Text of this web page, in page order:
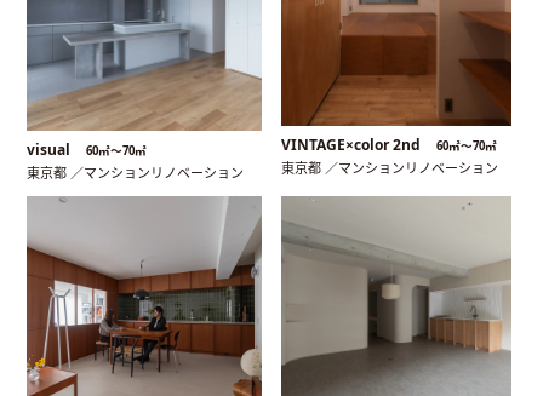
visual 60㎡〜70㎡
東京都 ／マンションリノベーション
VINTAGE×color 2nd 60㎡〜70㎡
東京都 ／マンションリノベーション